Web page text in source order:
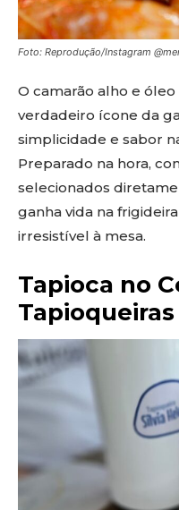
Foto: Reprodução/Instagram
O camarão alho e
verdadeiro ícone da
simplicidade e sabor
Preparado na hora,
selecionados
ganha vida na
irresistível à mesa.
Tapioca no
Tapioqueiras